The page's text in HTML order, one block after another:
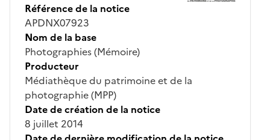
Référence de la notice
APDNX07923
Nom de la base
Photographies (Mémoire)
Producteur
Médiathèque du patrimoine et de la
photographie (MPP)
Date de création de la notice
8 juillet 2014